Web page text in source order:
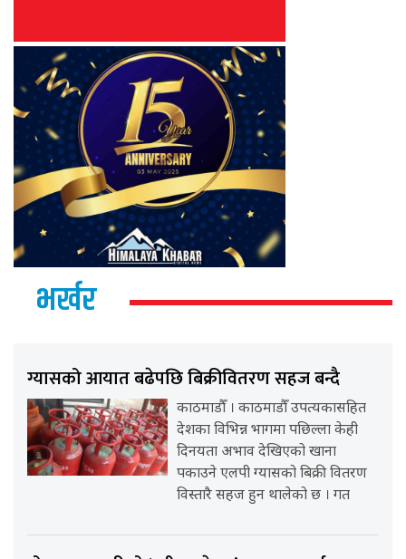
भर्खर
ग्यासको आयात बढेपछि बिक्रीवितरण सहज बन्दै
काठमाडौँ । काठमाडौँ उपत्यकासहित
देशका विभिन्न भागमा पछिल्ला केही
दिनयता अभाव देखिएको खाना
पकाउने एलपी ग्यासको बिक्री वितरण
विस्तारै सहज हुन थालेको छ । गत